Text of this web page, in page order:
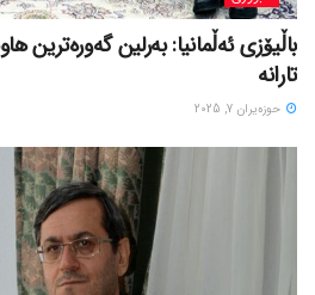
باڵیۆزی ئەڵمانیا: بەرلین گەورەترین
تارانە
حوزه‌یران 7, 2025